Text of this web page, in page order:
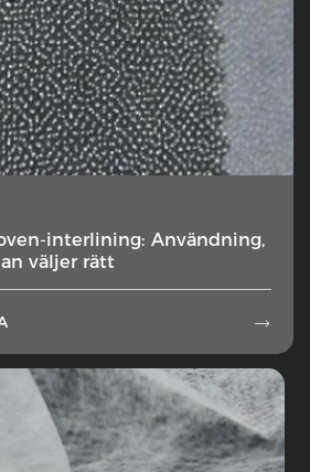
interlining: Användning,
väljer rätt
